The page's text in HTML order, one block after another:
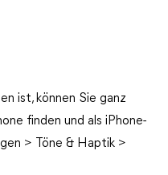
ist, können Sie ganz
finden und als iPhone-
> Töne & Haptik >